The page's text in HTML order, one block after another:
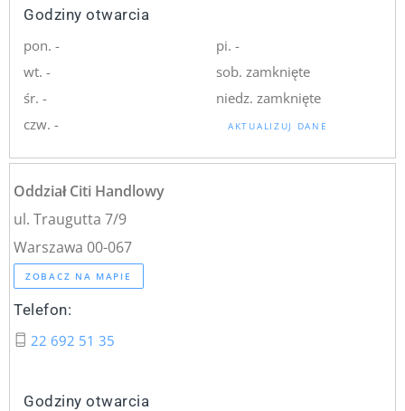
Godziny otwarcia
pon. -
wt. -
śr. -
czw. -
pi. -
sob. zamknięte
niedz. zamknięte
AKTUALIZUJ DANE
Oddział Citi Handlowy
ul. Traugutta 7/9
Warszawa 00-067
ZOBACZ NA MAPIE
Telefon:
22 692 51 35
Godziny otwarcia